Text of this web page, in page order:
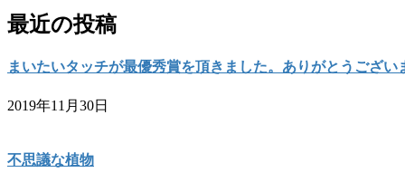
最近の投稿
まいたいタッチが最優秀賞を頂きました。ありがとうござい
2019年11月30日
不思議な植物